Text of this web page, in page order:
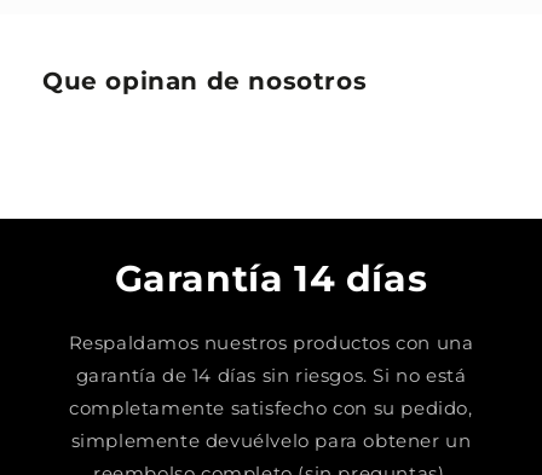
Que opinan de nosotros
Garantía 14 días
Respaldamos nuestros productos con una
garantía de 14 días sin riesgos. Si no está
completamente satisfecho con su pedido,
simplemente devuélvelo para obtener un